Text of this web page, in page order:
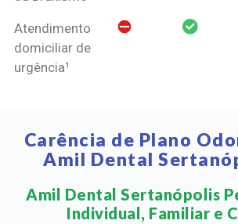
Atendimento
domiciliar de
urgência¹
Carência de Plano
Amil Dental
Amil Dental Sertanópolis
Individual, Familiar e